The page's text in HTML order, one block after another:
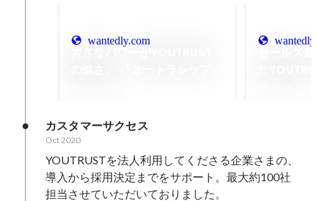
wantedly.com
カスタマーサクセス
Oct 2020
YOUTRUSTを法人利用してくださる企業さまの、
導入から採用決定までをサポート。最大約100社
担当させていただいておりました。